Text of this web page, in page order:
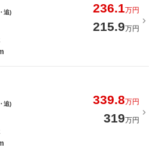
追)
236.1万円
215.9万円
追)
339.8万円
319万円